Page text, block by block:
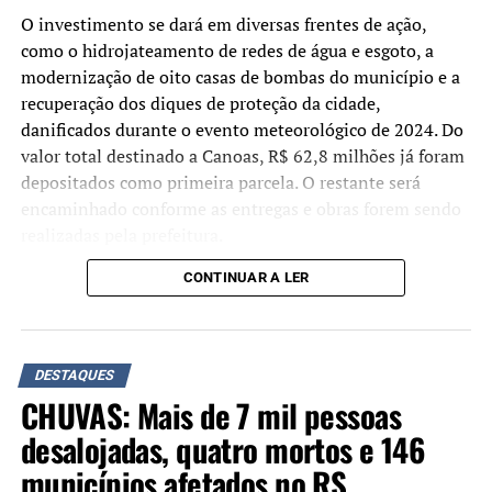
Demais condenações
Braga Netto: 26 anos– Seguindo o voto do relator
Alexandre de Moraes, a maioria da Primeira Turma do
STF determinou pena de 26 anos, inicialmente em
reclusão, para o general Walter Braga Netto.
Anderson Torres: 24 anos –
Anderson Torres.
Almir Garnier: 24 anos –Seguindo voto do relator
Alexandre de Moraes, a maioria da Primeira Turma
Garnier, ex-comandante da Marinha. Foi determinado 21
anos e 6 meses de reclusão e 2 anos e 6 meses de
detenção.
Augusto Heleno: 21 anos –Seguindo o voto do relator
O investimento se dará em diversas frentes de ação,
como o hidrojateamento de redes de água e esgoto, a
modernização de oito casas de bombas do município e a
recuperação dos diques de proteção da cidade,
danificados durante o evento meteorológico de 2024. Do
valor total destinado a Canoas, R$ 62,8 milhões já foram
depositados como primeira parcela. O restante será
encaminhado conforme as entregas e obras forem sendo
“Não estamos apenas
assinando um convênio,
mas efetivamente
depositando os recursos.
Hoje, o Estado já transferiu
R$ 62,8 milhões à conta do
CONTINUAR A LER
DESTAQUES
CHUVAS: Mais de 7 mil pessoas
desalojadas, quatro mortos e 146